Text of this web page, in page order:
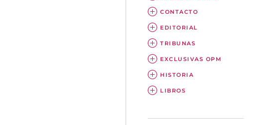
CONTACTO
EDITORIAL
TRIBUNAS
EXCLUSIVAS OPM
HISTORIA
LIBROS